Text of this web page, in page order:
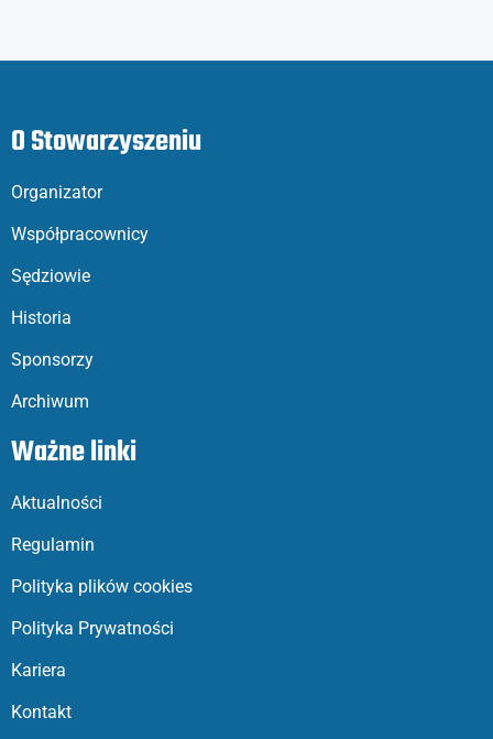
O Stowarzyszeniu
Organizator
Współpracownicy
Sędziowie
Historia
Sponsorzy
Archiwum
Ważne linki
Aktualności
Regulamin
Polityka plików cookies
Polityka Prywatności
Kariera
Kontakt